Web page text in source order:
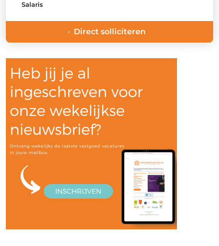
Salaris
Direct solliciteren